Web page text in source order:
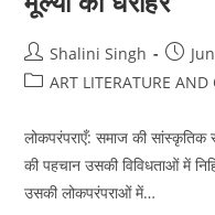
Post
author:
Shalini Singh
Post
PostART LITERATURE AND
लोकपरंपराएँ: समाज की सांस्कृतिक
की पहचान उसकी विविधताओं में
उसकी लोकपरंपराओं में…